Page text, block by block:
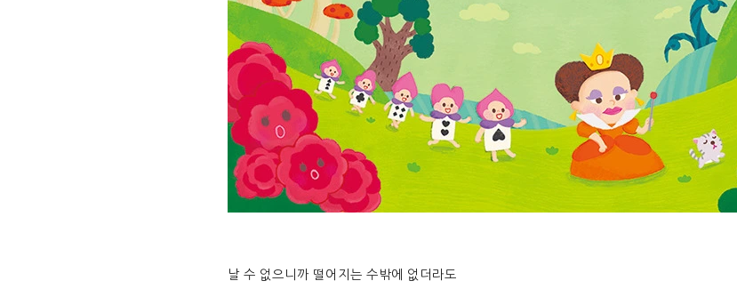
날 수 없으니까 떨어지는 수밖에 없더라도